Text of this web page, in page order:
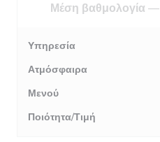
Μέση βαθμολογία —
Υπηρεσία
Ατμόσφαιρα
Μενού
Ποιότητα/Τιμή